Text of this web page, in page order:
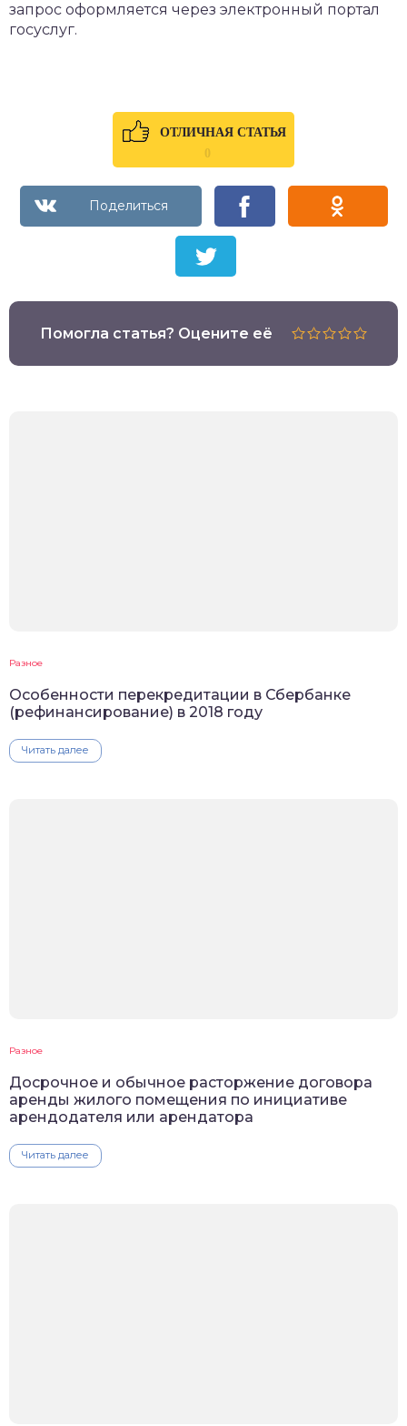
запрос оформляется через электронный портал
госуслуг.
ОТЛИЧНАЯ СТАТЬЯ
0
Помогла статья? Оцените её
Разное
Особенности перекредитации в Сбербанке
(рефинансирование) в 2018 году
Читать далее
Разное
Досрочное и обычное расторжение договора
аренды жилого помещения по инициативе
арендодателя или арендатора
Читать далее